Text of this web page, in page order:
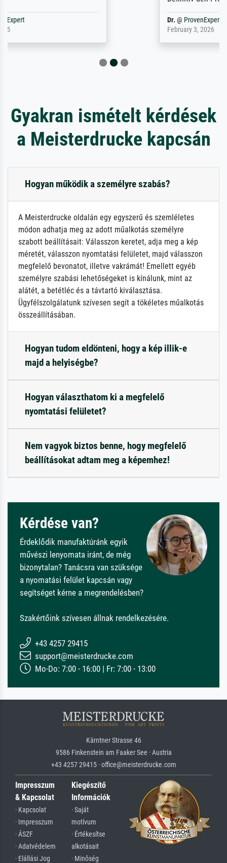
Gyakran ismételt kérdések
a Meisterdrucke kapcsán
Hogyan működik a személyre szabás?
A Meisterdrucke oldalán egy egyszerű és szemléletes
módon adhatja meg az adott műalkotás személyre
szabott beállításait: Válasszon keretet, adja meg a kép
méretét, válasszon nyomtatási felületet, majd válasszon
megfelelő bevonatot, illetve vakrámát! Emellett egyéb
személyre szabási lehetőségeket is kínálunk, mint az
alátét, a betétléc és a távtartó kiválasztása.
Ügyfélszolgálatunk szívesen segít a tökéletes műalkotás
összeállításában.
Hogyan tudom eldönteni, hogy a kép illik-e
majd a helyiségbe?
Hogyan választhatom ki a megfelelő
nyomtatási felületet?
Nem vagyok biztos benne, hogy megfelelő
beállításokat adtam meg a képemhez!
Kérdése van?
Érdeklődik manufaktúránk egyik
művészi lenyomata iránt, de még
bizonytalan? Tanácsra van szüksége
a nyomatási felület kapcsán vagy
segítséget kérne a megrendelésben?
Szakértőink szívesen állnak rendelkezésére.
+43 4257 29415
support@meisterdrucke.com
Mo-Do: 7:00 - 16:00 | Fr: 7:00 - 13:00
Kärntner Strasse 46
9586 Finkenstein am Faaker See · Austria
+43 4257 29415 · office@meisterdrucke.com
Impresszum
& Kapcsolat
· Kapcsolat
· Impresszum
· ÁSZF
· Adatvédelem
· Elállási Jog
Kiegészítő
Információk
· Saját
motívum
· Értékesítse
alkotásait
· Minőség